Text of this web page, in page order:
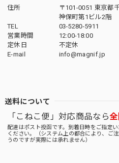
住所
〒101-0051 東京都
神保町第1ビル2階
TEL
03-5280-5911
営業時間
12:00-18:00
定休日
不定休
E-mail
info@magnif.jp
送料について
「こねこ便」対応商品なら
配達はポスト投函です。到着日時をご指定
ください。（システム上の都合により、ご
うのですが実際には承れません）